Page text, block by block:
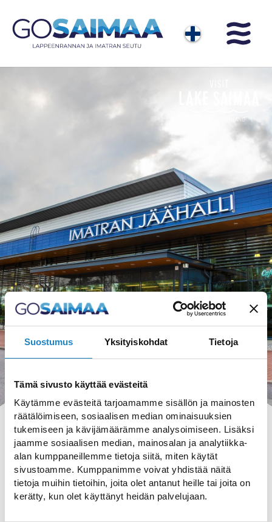
Suostumus Yksityiskohdat Tietoja
Tämä sivusto käyttää evästeitä
Käytämme evästeitä tarjoamamme sisällön ja mainosten
räätälöimiseen, sosiaalisen median ominaisuuksien
tukemiseen ja kävijämäärämme analysoimiseen. Lisäksi
jaamme sosiaalisen median, mainosalan ja analytiikka-
alan kumppaneillemme tietoja siitä, miten käytät
sivustoamme. Kumppanimme voivat yhdistää näitä
tietoja muihin tietoihin, joita olet antanut heille tai joita on
kerätty, kun olet käyttänyt heidän palvelujaan.
HAKU